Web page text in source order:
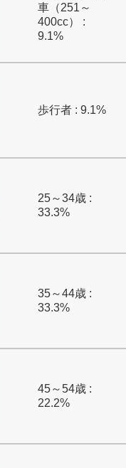
車（251～
400cc） :
9.1%
歩行者 : 9.1%
25～34歳 :
33.3%
35～44歳 :
33.3%
45～54歳 :
22.2%